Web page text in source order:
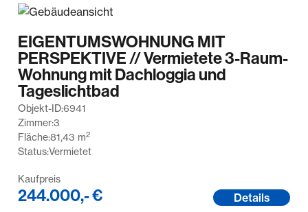
EIGENTUMSWOHNUNG MIT
PERSPEKTIVE // Vermietete 3-Raum-
Wohnung mit Dachloggia und
Tageslichtbad
Objekt-ID:6941
Zimmer:3
Fläche:81,43 m2
Status:Vermietet
Kaufpreis
244.000,- € Details